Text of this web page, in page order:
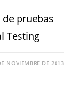
de pruebas
Testing
NOVIEMBRE DE 2013